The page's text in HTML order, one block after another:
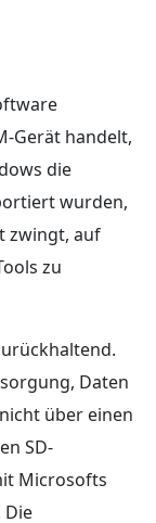
Gerät handelt,
die
wurden,
zwingt, auf
zu
Daten
über einen
SD-
Microsofts
Die